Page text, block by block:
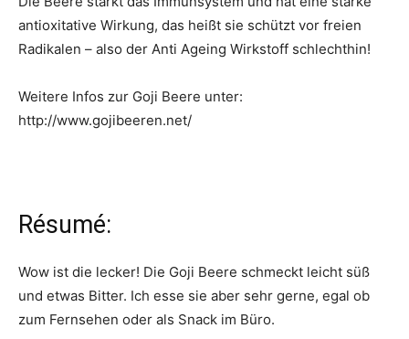
antioxitative Wirkung, das heißt sie schützt vor freien
Radikalen – also der Anti Ageing Wirkstoff schlechthin!
Weitere Infos zur Goji Beere unter:
http://www.gojibeeren.net/
Résumé:
Wow ist die lecker! Die Goji Beere schmeckt leicht süß
und etwas Bitter. Ich esse sie aber sehr gerne, egal ob
zum Fernsehen oder als Snack im Büro.